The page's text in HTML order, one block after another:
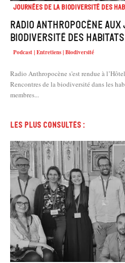
Journées de la biodiversité des
Radio Anthropocène
biodiversité des
Podcast | Entretiens | Biodiversité
Radio Anthropocène s'est rendue à
Rencontres de la biodiversité dans les
membres...
Les plus consultés :